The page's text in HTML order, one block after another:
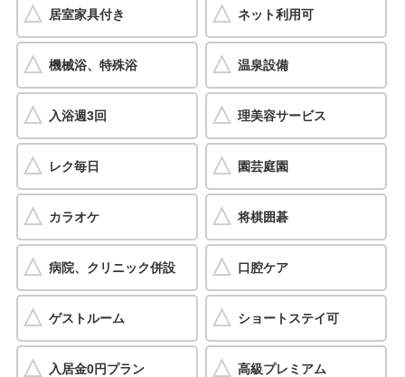
居室家具付き ネット利用可
機械浴、特殊浴 温泉設備
入浴週3回 理美容サービス
レク毎日 園芸庭園
カラオケ 将棋囲碁
病院、クリニック併設 口腔ケア
ゲストルーム ショートステイ可
入居金0円プラン 高級プレミアム